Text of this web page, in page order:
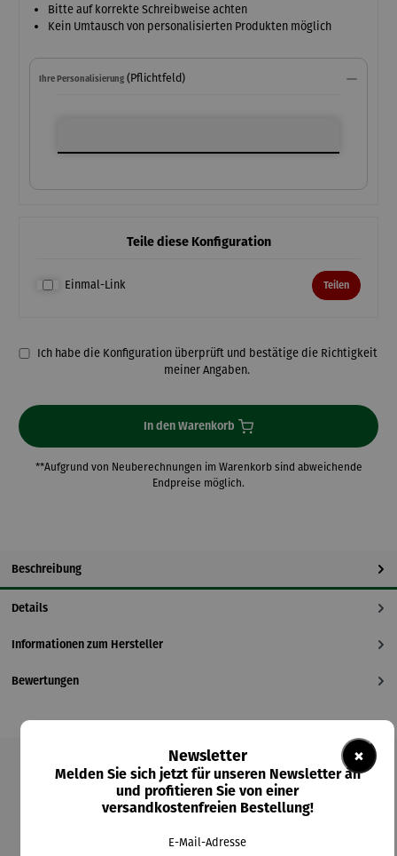
Bitte auf korrekte Schreibweise achten
Kein Umtausch von personalisierten Produkten möglich
Ihre Personalisierung (Pflichtfeld)
Teile diese Konfiguration
Einmal-Link Teilen
Ich habe die Konfiguration überprüft und bestätige die Richtigkeit
meiner Angaben.
In den Warenkorb
**Aufgrund von Neuberechnungen im Warenkorb sind abweichende
Endpreise möglich.
Beschreibung
Details
Informationen zum Hersteller
Bewertungen
Produktgalerie überspringen
×
Newsletter
Melden Sie sich jetzt für unseren Newsletter an
und profitieren Sie von einer
versandkostenfreien Bestellung!
E-Mail-Adresse